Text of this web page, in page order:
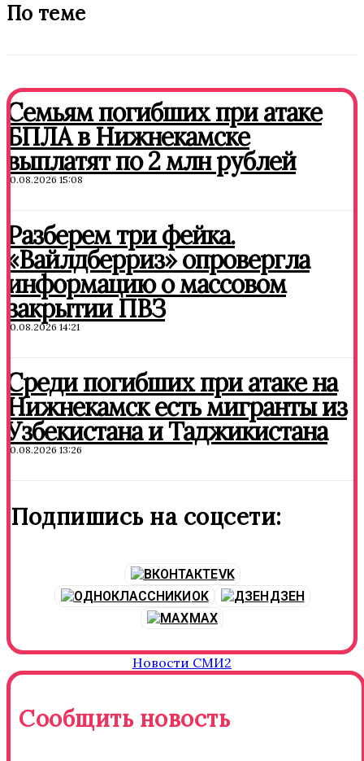
По теме
Семьям погибших при атаке
БПЛА в Нижнекамске
выплатят по 2 млн рублей
10.08.2026 15:08
Разберем три фейка.
«Вайлдберриз» опровергла
информацию о массовом
закрытии ПВЗ
10.08.2026 14:21
Среди погибших при атаке на
Нижнекамск есть мигранты из
Узбекистана и Таджикистана
10.08.2026 13:26
Подпишись на соцсети:
VK
OK
ДЗЕН
MAX
Новости СМИ2
Сообщить новость